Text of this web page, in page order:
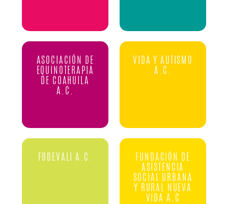
ASOCIACIÓN DE
EQUINOTERAPIA
DE COAHUILA
A.C.
VIDA Y AUTISMO
A.C.
FODEVALI A.C.
FUNDACIÓN DE
ASISTENCIA
SOCIAL URBANA
Y RURAL NUEVA
VIDA A.C